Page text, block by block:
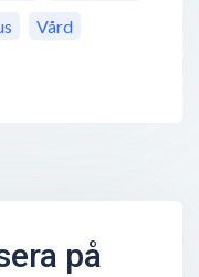
Vård
på